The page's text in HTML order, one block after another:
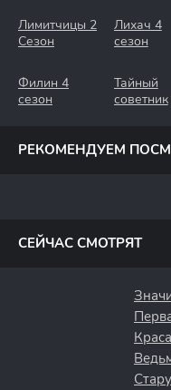
Лимитчицы 2
Сезон
Лихач 4
сезон
Филин 4
сезон
Тайный
советник
РЕКОМЕНДУЕМ
СЕЙЧАС СМОТРЯТ